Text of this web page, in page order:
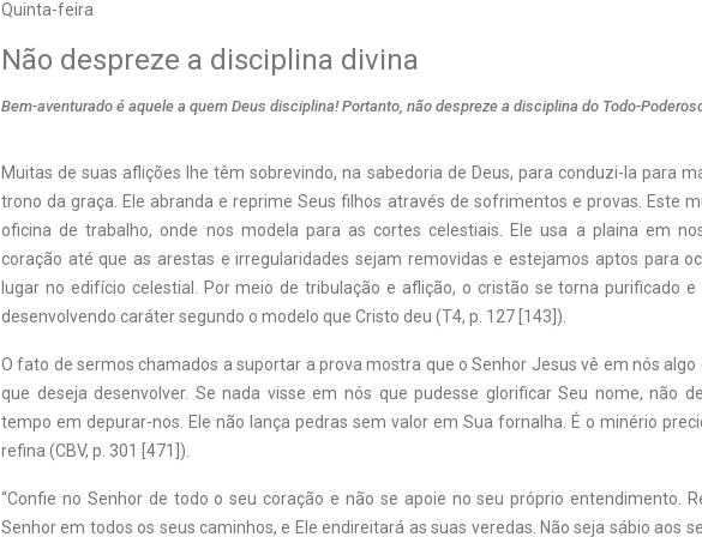
Quinta-feira
Não despreze a disciplina divina
Bem-aventurado é aquele a quem Deus disciplina! Portanto, não despreze a disciplina do Todo-
Muitas de suas aflições lhe têm sobrevindo, na sabedoria de Deus, para conduzi-la para
trono da graça. Ele abranda e reprime Seus filhos através de sofrimentos e provas. Este
oficina de trabalho, onde nos modela para as cortes celestiais. Ele usa a plaina em
coração até que as arestas e irregularidades sejam removidas e estejamos aptos para
lugar no edifício celestial. Por meio de tribulação e aflição, o cristão se torna purificado e
desenvolvendo caráter segundo o modelo que Cristo deu (T4, p. 127 [143]).
O fato de sermos chamados a suportar a prova mostra que o Senhor Jesus vê em nós algo
que deseja desenvolver. Se nada visse em nós que pudesse glorificar Seu nome, não
tempo em depurar-nos. Ele não lança pedras sem valor em Sua fornalha. É o minério
refina (CBV, p. 301 [471]).
“Confie no Senhor de todo o seu coração e não se apoie no seu próprio entendimento.
Senhor em todos os seus caminhos, e Ele endireitará as suas veredas. Não seja sábio aos